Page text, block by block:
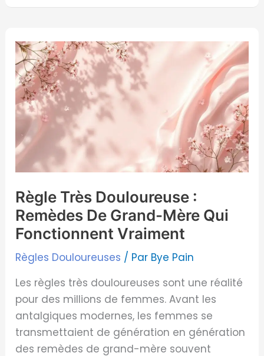
Règle Très Douloureuse :
Remèdes De Grand-Mère Qui
Fonctionnent Vraiment
Règles Douloureuses / Par Bye Pain
Les règles très douloureuses sont une réalité
pour des millions de femmes. Avant les
antalgiques modernes, les femmes se
transmettaient de génération en génération
des remèdes de grand-mère souvent
Règle
Très
Douloureuse
Remèdes
De
Grand-
Mère
Fonctionnent
Vraiment